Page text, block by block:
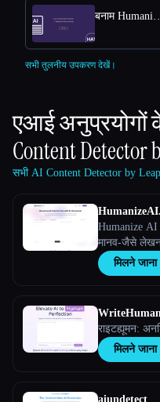
बनाम
सभी तुलनीय उपकरण देखें।
एआई अनुप्रयोगों
Content Detector
सभी AI Content Detector by
Humanize
मानव-जैसे लेखन
मिलने जाना
राइटह्यूमन:
मिलने जाना
aiundetect